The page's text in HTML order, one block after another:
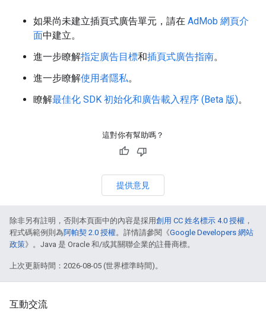
如果尚未建立插頁式廣告單元，請在 AdMob 網頁介
面中建立。
進一步瞭解指定廣告目標和插頁式廣告指南。
進一步瞭解使用者隱私。
瞭解最佳化 SDK 初始化和廣告載入程序 (Beta 版)。
這對你有幫助嗎？
提供意見
除非另有註明，否則本頁面中的內容是採用創用 CC 姓名標示 4.0 授權 ，
程式碼範例則為阿帕契 2.0 授權。詳情請參閱《Google Developers 網站
政策》。Java 是 Oracle 和/或其關聯企業的註冊商標。
上次更新時間：2026-08-05 (世界標準時間)。
互動交流